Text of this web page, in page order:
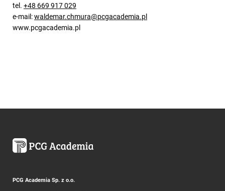
tel. +48 669 917 029
e-mail:waldemar.chmura@pcgacademia.pl
www.pcgacademia.pl
PCG Academia Sp. z o.o.